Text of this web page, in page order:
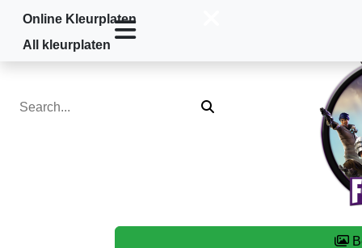
Online Kleurplaten
All kleurplaten
Home